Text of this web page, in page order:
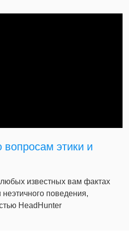
вопросам этики и
известных вам фактах
поведения,
HeadHunter